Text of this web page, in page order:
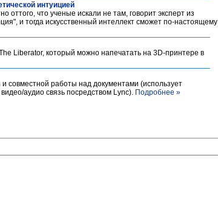
интуицией
оттого, что ученые искали не там, говорит эксперт из
и тогда искусственный интеллект сможет по-настоящему
Liberator, который можно напечатать на 3D-принтере в
совместной работы над документами (использует
аудио связь посредством Lync). Подробнее »